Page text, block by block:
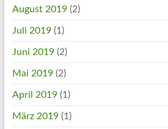
August 2019(2)
Juli 2019(1)
Juni 2019(2)
Mai 2019(2)
April 2019(1)
März 2019(1)